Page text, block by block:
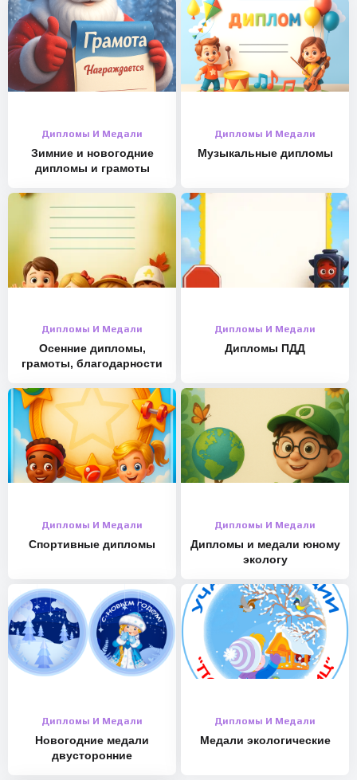
Дипломы И Медали
Зимние и новогодние
дипломы и грамоты
Дипломы И Медали
Музыкальные дипломы
Дипломы И Медали
Осенние дипломы,
грамоты, благодарности
Дипломы И Медали
Дипломы ПДД
Дипломы И Медали
Спортивные дипломы
Дипломы И Медали
Дипломы и медали юному
экологу
Дипломы И Медали
Новогодние медали
двусторонние
Дипломы И Медали
Медали экологические